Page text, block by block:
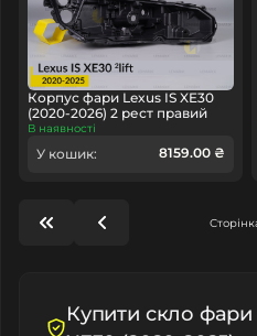
Корпус фари Lexus IS XE30
(2020-2026) 2 рест правий
В наявності
У кошик: 8159.00 ₴
Купити скло фари